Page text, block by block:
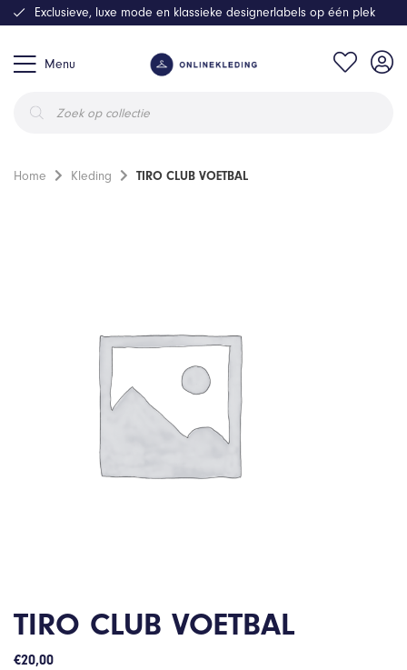
Menu
zoeken
Exclusieve, luxe mode en klassieke designerlabels op één plek
Home Kleding TIRO CLUB VOETBAL
TIRO CLUB VOETBAL
€20,00